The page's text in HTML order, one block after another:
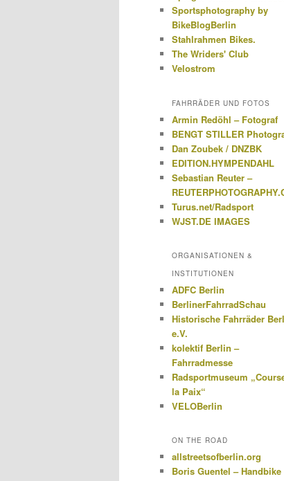
Sportsphotography by
BikeBlogBerlin
Stahlrahmen Bikes.
The Wriders' Club
Velostrom
FAHRRÄDER UND FOTOS
Armin Redöhl – Fotograf
BENGT STILLER
Dan Zoubek / DNZBK
EDITION.HYMPENDAHL
Sebastian Reuter –
Turus.net/Radsport
WJST.DE IMAGES
ORGANISATIONEN &
INSTITUTIONEN
ADFC Berlin
BerlinerFahrradSchau
Historische Fahrräder
e.V.
kolektif Berlin –
Fahrradmesse
Radsportmuseum
la Paix“
VELOBerlin
ON THE ROAD
allstreetsofberlin.org
Boris Guentel – Handbike